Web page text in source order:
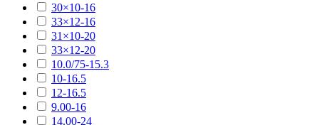
30×10-16
33×12-16
31×10-20
33×12-20
10.0/75-15.3
10-16.5
12-16.5
9.00-16
14.00-24